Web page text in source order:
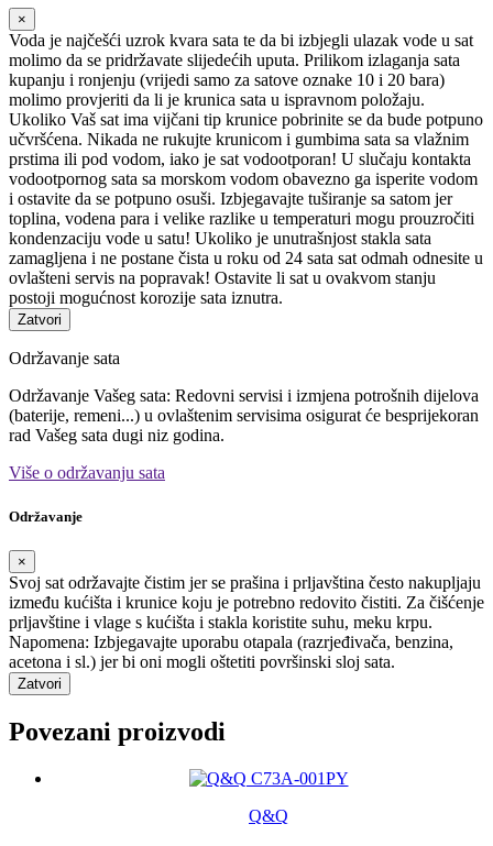
×
Voda je najčešći uzrok kvara sata te da bi izbjegli ulazak vode u sat
molimo da se pridržavate slijedećih uputa. Prilikom izlaganja sata
kupanju i ronjenju (vrijedi samo za satove oznake 10 i 20 bara)
molimo provjeriti da li je krunica sata u ispravnom položaju.
Ukoliko Vaš sat ima vijčani tip krunice pobrinite se da bude potpuno
učvršćena. Nikada ne rukujte krunicom i gumbima sata sa vlažnim
prstima ili pod vodom, iako je sat vodootporan! U slučaju kontakta
vodootpornog sata sa morskom vodom obavezno ga isperite vodom
i ostavite da se potpuno osuši. Izbjegavajte tuširanje sa satom jer
toplina, vodena para i velike razlike u temperaturi mogu prouzročiti
kondenzaciju vode u satu! Ukoliko je unutrašnjost stakla sata
zamagljena i ne postane čista u roku od 24 sata sat odmah odnesite u
ovlašteni servis na popravak! Ostavite li sat u ovakvom stanju
postoji mogućnost korozije sata iznutra.
Zatvori
Održavanje sata
Održavanje Vašeg sata: Redovni servisi i izmjena potrošnih dijelova
(baterije, remeni...) u ovlaštenim servisima osigurat će besprijekoran
rad Vašeg sata dugi niz godina.
Više o održavanju sata
Održavanje
×
Svoj sat održavajte čistim jer se prašina i prljavština često nakupljaju
između kućišta i krunice koju je potrebno redovito čistiti. Za čišćenje
prljavštine i vlage s kućišta i stakla koristite suhu, meku krpu.
Napomena: Izbjegavajte uporabu otapala (razrjeđivača, benzina,
acetona i sl.) jer bi oni mogli oštetiti površinski sloj sata.
Zatvori
Povezani proizvodi
Q&Q